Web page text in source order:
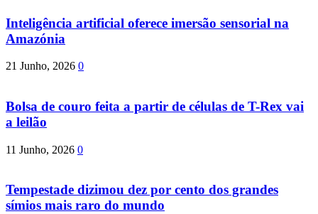
Inteligência artificial oferece imersão sensorial na
Amazónia
21 Junho, 2026 0
Bolsa de couro feita a partir de células de T-Rex vai
a leilão
11 Junho, 2026 0
Tempestade dizimou dez por cento dos grandes
símios mais raro do mundo